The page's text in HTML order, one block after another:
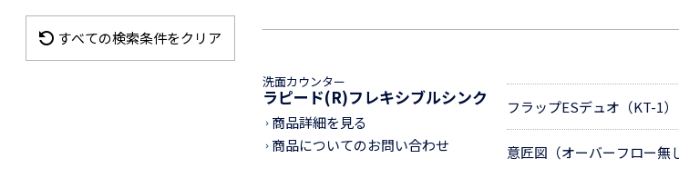
refresh すべての検索条件をクリア
洗面カウンター
ラピード(R)フレキシブルシンク
keyboard_arrow_right 商品詳細を見る
keyboard_arrow_right 商品についてのお問い合わせ
フラップESデュオ（KT-1）
意匠図（オーバーフロー無